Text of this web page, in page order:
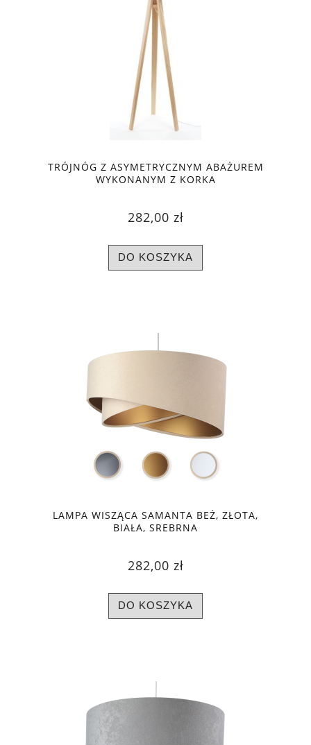
TRÓJNÓG Z ASYMETRYCZNYM ABAŻUREM
WYKONANYM Z KORKA
282,00 zł
DO KOSZYKA
LAMPA WISZĄCA SAMANTA BEŻ, ZŁOTA,
BIAŁA, SREBRNA
282,00 zł
DO KOSZYKA